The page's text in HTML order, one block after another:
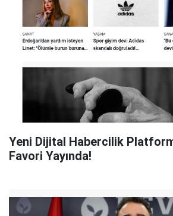
Yeni Dijital Habercilik
Favori Yayında!